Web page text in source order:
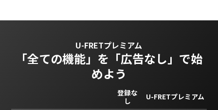
U-FRETプレミアム
「全ての機能」を 「広告なし」で始
めよう
登録な
し
U-FRETプレミアム